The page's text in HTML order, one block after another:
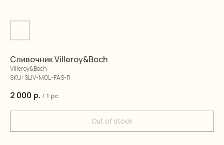
Сливочник Villeroy&Boch
Villeroy&Boch
SKU: SLIV-MOL-FAS-R
2 000 р. / 1 pc
Out of stock